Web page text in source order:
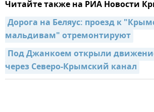
Читайте также на РИА Новости
Дорога на Беляус: проезд к
мальдивам" отремонтируют
Под Джанкоем открыли
через Северо-Крымский канал